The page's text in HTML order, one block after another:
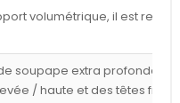
volumétrique, il est
soupape extra profondes
/ haute et des têtes